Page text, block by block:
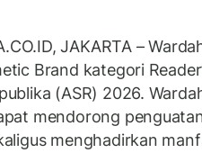
JAKARTA –
Brand kategori
(ASR) 2026.
mendorong
menghadirkan